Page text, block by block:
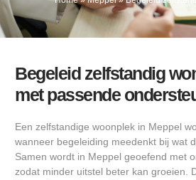
Begeleid zelfstandig
met passende
Een zelfstandige woonplek in Meppel
wanneer begeleiding meedenkt bij wat
Samen wordt in Meppel geoefend met
zodat minder uitstel beter kan groeien.